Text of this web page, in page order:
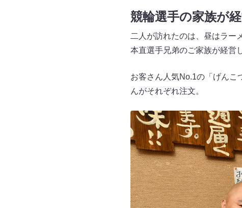
競輪選手の家族が
二人が訪れたのは、昼はラー
本直選手兄弟のご家族が経営
お客さん人気No.1の「げんこ
んがそれぞれ注文。